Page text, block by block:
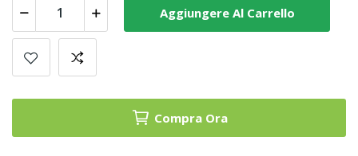
Aggiungere Al Carrello
Compra Ora